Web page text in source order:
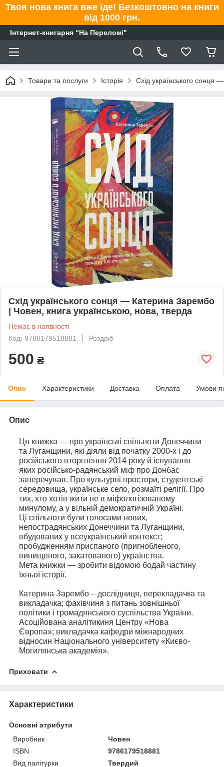
Твоя нова книга вже їде! Безкоштовно на книги
від 1000 грн.
Інтернет-книгарня “На Переломі"
Товари та послуги Історія Схід українського сонця
Схід українського сонця — Катерина Зарембо
| Човен, книга українською, нова, тверда
Немає в наявності
Код: 9786179518881
Роздріб
500 ₴
Опис Характеристики Доставка Оплата Умови
Опис
Ця книжка — про українські спільноти Донеччини
та Луганщини, які діяли від початку 2000-х і до
російського вторгнення 2014 року й існування
яких російсько-радянський міф про Донбас
заперечував. Про культурні простори, студентські
середовища, українське село, розмаїті релігії. Про
тих, хто хотів жити не в міфологізованому
минулому, а у вільній демократичній Україні.
Ці спільноти були голосами нових,
непострадянських Донеччини та Луганщини,
вбудованих у всеукраїнський контекст;
пробудженням приспаного (пригнобленого,
винищеного, закатованого) українства.
Мета книжки — зробити відомою бодай частину
їхньої історії.
Катерина Зарембо – дослідниця, перекладачка та
викладачка; фахівчиня з питань зовнішньої
політики і громадянського суспільства України.
Асоційована аналітикиня Центру «Нова
Європа»; викладачка кафедри міжнародних
відносин Національного університету «Києво-
Могилянська академія».
Приховати
Характеристики
Основні атрибути
Виробник
Човен
ISBN
9786179518881
Вид палітурки
Твердий